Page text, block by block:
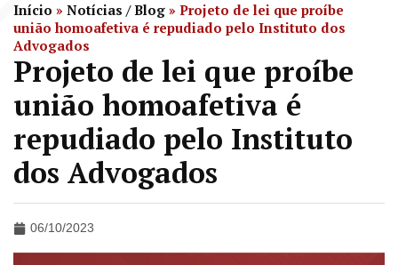
Início » Notícias / Blog » Projeto de lei que proíbe
união homoafetiva é repudiado pelo Instituto dos
Advogados
Projeto de lei que proíbe
união homoafetiva é
repudiado pelo Instituto
dos Advogados
06/10/2023